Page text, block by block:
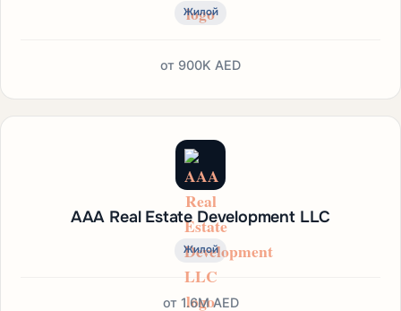
Жилой
от 900K AED
AAA Real Estate Development LLC
Жилой
от 1.6M AED